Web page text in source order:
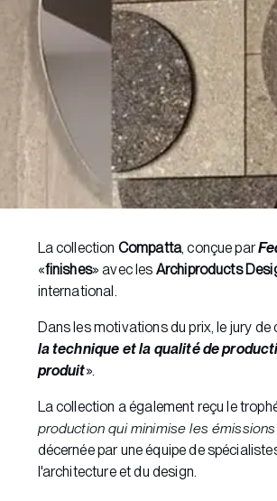
La collection Compatta, conçue par
«finishes» avec les Archiproducts
international.
Dans les motivations du prix, le jury
la technique et la qualité de
produit».
La collection a également reçu le
production qui minimise les
décernée par une équipe de
l'architecture et du design.